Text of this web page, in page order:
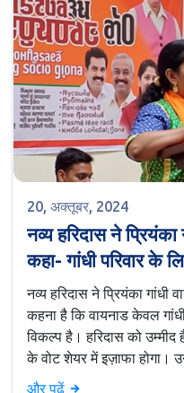
20, अक्तूबर, 2024
नव्य हरिदास ने प्रियंका
कहा- गांधी परिवार के
नव्य हरिदास ने प्रियंका गांधी
कहना है कि वायनाड केवल
विकल्प है। हरिदास को उम्मीद
के वोट शेयर में इज़ाफा होगा।
गहरे संबंधों की बजाय
और पढ़ें